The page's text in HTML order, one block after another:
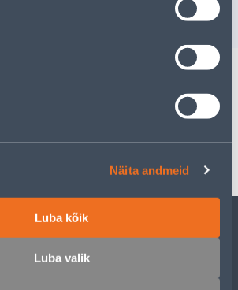
Näita andmeid
Luba kõik
Luba valik
ЧАСТНЫХ КЛИЕНТОВ